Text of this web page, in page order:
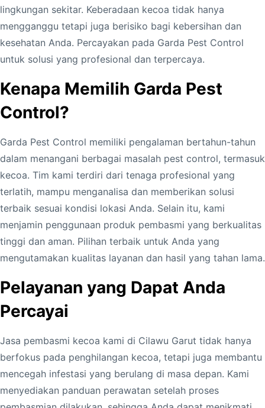
C
i
l
a
w
u
G
r
u
t
K
u
a
l
i
t
a
s
e
r
j
a
lingkungan sekitar. Keberadaan kecoa tidak hanya
mengganggu tetapi juga berisiko bagi kebersihan dan
kesehatan Anda. Percayakan pada Garda Pest Control
untuk solusi yang profesional dan terpercaya.
Kenapa Memilih Garda Pest
Control?
Garda Pest Control memiliki pengalaman bertahun-tahun
dalam menangani berbagai masalah pest control, termasuk
kecoa. Tim kami terdiri dari tenaga profesional yang
terlatih, mampu menganalisa dan memberikan solusi
terbaik sesuai kondisi lokasi Anda. Selain itu, kami
menjamin penggunaan produk pembasmi yang berkualitas
tinggi dan aman. Pilihan terbaik untuk Anda yang
mengutamakan kualitas layanan dan hasil yang tahan lama.
Pelayanan yang Dapat Anda
Percayai
Jasa pembasmi kecoa kami di Cilawu Garut tidak hanya
berfokus pada penghilangan kecoa, tetapi juga membantu
mencegah infestasi yang berulang di masa depan. Kami
menyediakan panduan perawatan setelah proses